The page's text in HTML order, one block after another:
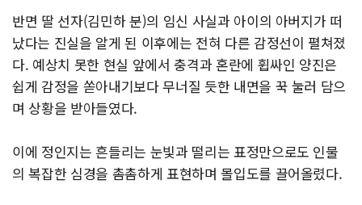
반면 딸 선자(김민하 분)의 임신 사실과 아이의 아버지가 떠
났다는 진실을 알게 된 이후에는 전혀 다른 감정선이 펼쳐졌
다. 예상치 못한 현실 앞에서 충격과 혼란에 휩싸인 양진은
쉽게 감정을 쏟아내기보다 무너질 듯한 내면을 꾹 눌러 담으
며 상황을 받아들였다.
이에 정인지는 흔들리는 눈빛과 떨리는 표정만으로도 인물
의 복잡한 심경을 촘촘하게 표현하며 몰입도를 끌어올렸다.